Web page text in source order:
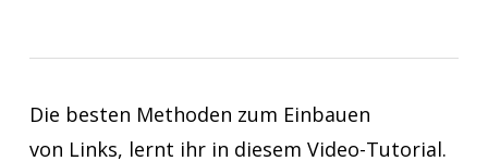
Die besten Methoden zum Einbauen
von Links, lernt ihr in diesem Video-Tutorial.